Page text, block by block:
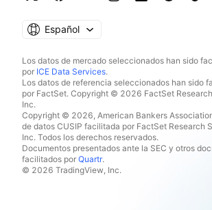
Español
Los datos de mercado seleccionados han sido
por ICE Data Services.
Los datos de referencia seleccionados han sido
por FactSet. Copyright © 2026 FactSet
Inc.
Copyright © 2026, American Bankers
de datos CUSIP facilitada por FactSet Research
Inc. Todos los derechos reservados.
Documentos presentados ante la SEC y otros
facilitados por Quartr.
© 2026 TradingView, Inc.